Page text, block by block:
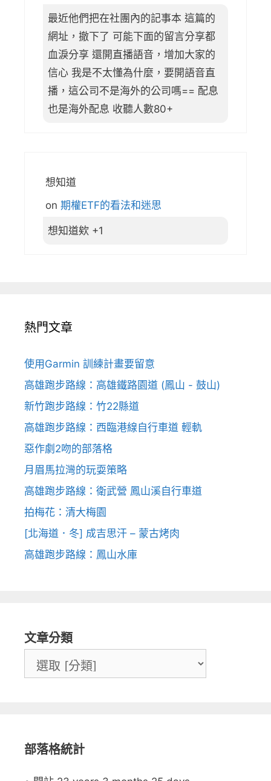
最近他們把在社團內的記事本 這篇的
網址，撤下了 可能下面的留言分享都
血淚分享 還開直播語音，增加大家的
信心 我是不太懂為什麼，要開語音直
播，這公司不是海外的公司嗎== 配息
也是海外配息 收聽人數80+
想知道
on 期權ETF的看法和迷思
想知道欸 +1
熱門文章
使用Garmin 訓練計畫要留意
高雄跑步路線：高雄鐵路園道 (鳳山 - 鼓山)
新竹跑步路線：竹22縣道
高雄跑步路線：西臨港線自行車道 輕軌
惡作劇2吻的部落格
月眉馬拉灣的玩耍策略
高雄跑步路線：衛武營 鳳山溪自行車道
拍梅花：清大梅園
[北海道．冬] 成吉思汗 – 蒙古烤肉
高雄跑步路線：鳳山水庫
文章分類
部落格統計